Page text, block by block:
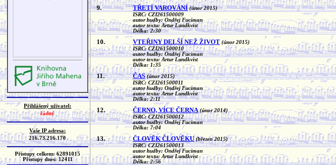
Přihlášený uživatel:
žádný
Vaše IP adresa:
216.73.216.170
Přístupy celkem: 62891015
Přístupy dnes: 12411
9. TŘETÍ VAROVÁNÍ (únor 2015)
ISRC: CZI261500009
autor hudby: Ondřej Fuciman
autor textu: Artur Lundkvist
Délka: 2:30
10. VTEŘINY DELŠÍ NEŽ ŽIVOT (únor 2015)
ISRC: CZI261500010
autor hudby: Ondřej Fuciman
autor textu: Artur Lundkvist
Délka: 1:35
11. ČAS (únor 2015)
ISRC: CZI261500011
autor hudby: Ondřej Fuciman
autor textu: Artur Lundkvist
Délka: 2:11
12. ČERNO, VÍCE ČERNA (únor 2014)
ISRC: CZI261500012
autor hudby: Ondřej Fuciman
Délka: 7:04
13. ČLOVĚK ČLOVĚKU (březen 2015)
ISRC: CZI261500013
autor hudby: Ondřej Fuciman
autor textu: Artur Lundkvist
Délka: 2:56